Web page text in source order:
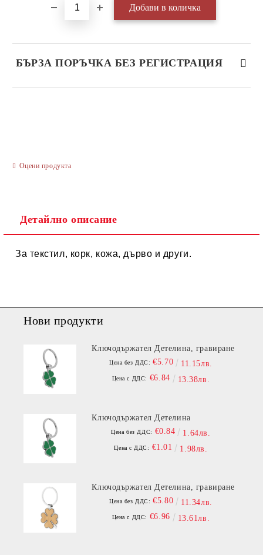
БЪРЗА ПОРЪЧКА БЕЗ РЕГИСТРАЦИЯ
Оцени продукта
Детайлно описание
За текстил, корк, кожа, дърво и други.
Нови продукти
Ключодържател Детелина, гравиране
Цена без ДДС: €5.70 11.15лв.
Цена с ДДС: €6.84 13.38лв.
Ключодържател Детелина
Цена без ДДС: €0.84 1.64лв.
Цена с ДДС: €1.01 1.98лв.
Ключодържател Детелина, гравиране
Цена без ДДС: €5.80 11.34лв.
Цена с ДДС: €6.96 13.61лв.